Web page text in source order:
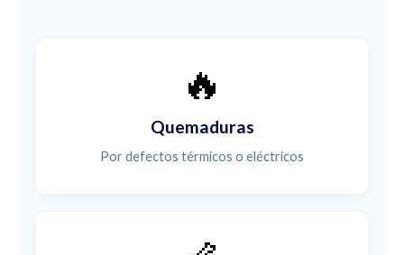
🔥
Quemaduras
Por defectos térmicos o eléctricos